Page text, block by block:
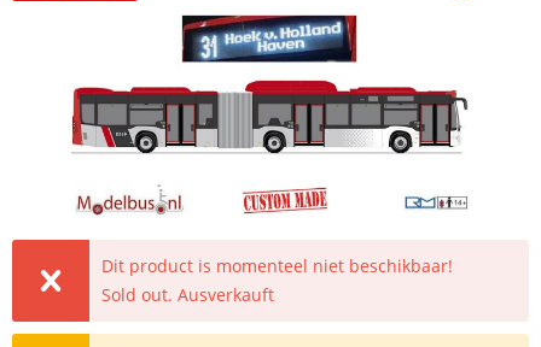
Dit product is momenteel niet beschikbaar!
Sold out. Ausverkauft